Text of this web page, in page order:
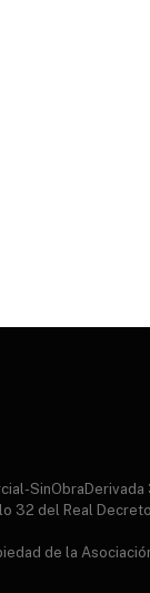
32 del Real
de la